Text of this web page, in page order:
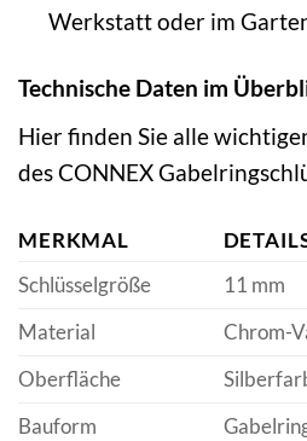
Werkstatt oder im
Technische Daten im
Hier finden Sie alle
des CONNEX
MERKMAL
Schlüsselgröße
11 mm
Material
Chrom-
Oberfläche
Bauform